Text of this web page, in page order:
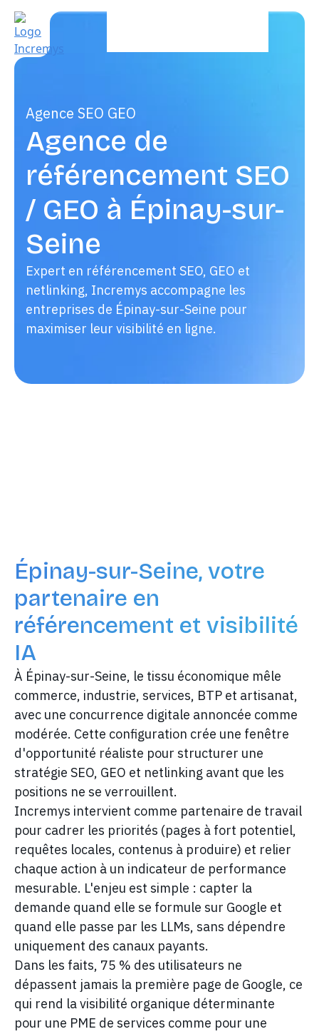
Agence SEO GEO
Agence de
référencement SEO
/ GEO à Épinay-sur-
Seine
Expert en référencement SEO, GEO et
netlinking, Incremys accompagne les
entreprises de Épinay-sur-Seine pour
maximiser leur visibilité en ligne.
Épinay-sur-Seine, votre
partenaire en
référencement et visibilité
IA
À Épinay-sur-Seine, le tissu économique mêle
commerce, industrie, services, BTP et artisanat,
avec une concurrence digitale annoncée comme
modérée. Cette configuration crée une fenêtre
d'opportunité réaliste pour structurer une
stratégie SEO, GEO et netlinking avant que les
positions ne se verrouillent.
Incremys intervient comme partenaire de travail
pour cadrer les priorités (pages à fort potentiel,
requêtes locales, contenus à produire) et relier
chaque action à un indicateur de performance
mesurable. L'enjeu est simple : capter la
demande quand elle se formule sur Google et
quand elle passe par les LLMs, sans dépendre
uniquement des canaux payants.
Dans les faits, 75 % des utilisateurs ne
dépassent jamais la première page de Google, ce
qui rend la visibilité organique déterminante
pour une PME de services comme pour une